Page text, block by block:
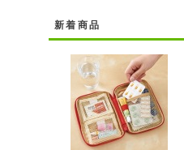
新着商品